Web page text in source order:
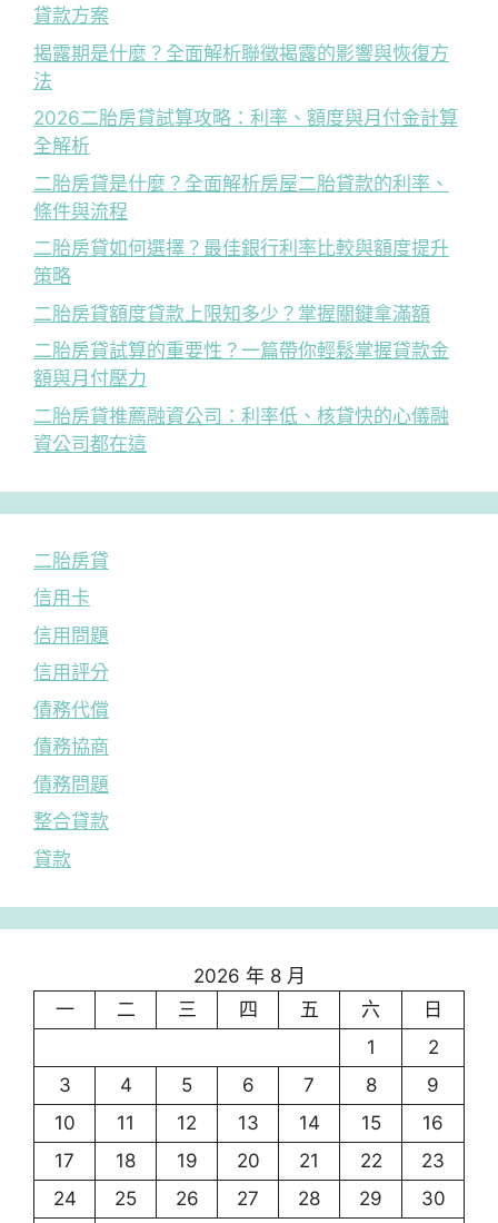
貸款方案
揭露期是什麼？全面解析聯徵揭露的影響與恢復方
法
2026二胎房貸試算攻略：利率、額度與月付金計算
全解析
二胎房貸是什麼？全面解析房屋二胎貸款的利率、
條件與流程
二胎房貸如何選擇？最佳銀行利率比較與額度提升
策略
二胎房貸額度貸款上限知多少？掌握關鍵拿滿額
二胎房貸試算的重要性？一篇帶你輕鬆掌握貸款金
額與月付壓力
二胎房貸推薦融資公司：利率低、核貸快的心儀融
資公司都在這
二胎房貸
信用卡
信用問題
信用評分
債務代償
債務協商
債務問題
整合貸款
貸款
2026 年 8 月
一
二 三 四 五 六
日
1
2
3
4 5 6 7 8
9
10
11 12 13 14 15
16
17
18 19 20 21 22
23
24
25 26 27 28 29
30